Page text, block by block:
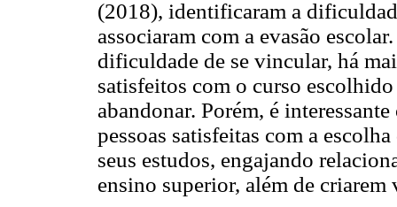
(2018), identificaram a
associaram com a evasão
dificuldade de se vincular, há
satisfeitos com o curso
abandonar. Porém, é
pessoas satisfeitas com a
seus estudos, engajando
ensino superior, além de